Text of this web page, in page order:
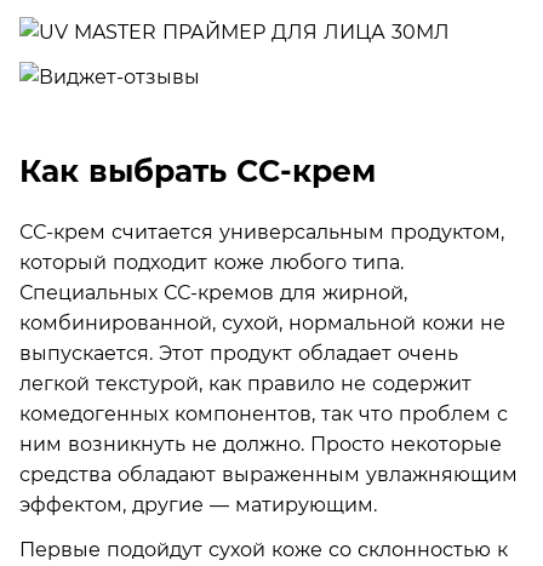
Как выбрать СС-крем
СС-крем считается универсальным продуктом,
который подходит коже любого типа.
Специальных СС-кремов для жирной,
комбинированной, сухой, нормальной кожи не
выпускается. Этот продукт обладает очень
легкой текстурой, как правило не содержит
комедогенных компонентов, так что проблем с
ним возникнуть не должно. Просто некоторые
средства обладают выраженным увлажняющим
эффектом, другие — матирующим.
Первые подойдут сухой коже со склонностью к